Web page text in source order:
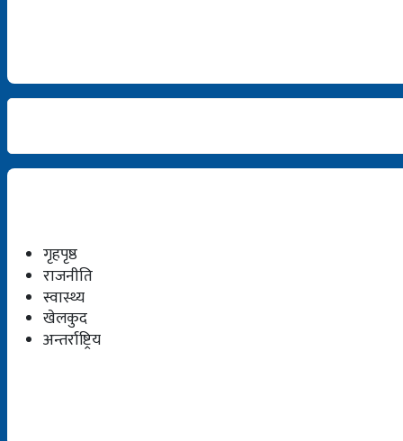
गृहपृष्ठ
राजनीति
स्वास्थ्य
खेलकुद
अन्तर्राष्ट्रिय